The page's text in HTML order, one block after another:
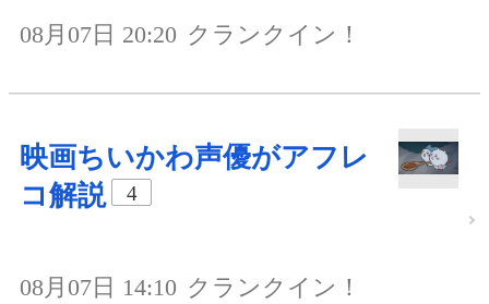
08月07日 20:20 クランクイン！
映画ちいかわ声優がアフレ
コ解説
4
08月07日 14:10 クランクイン！